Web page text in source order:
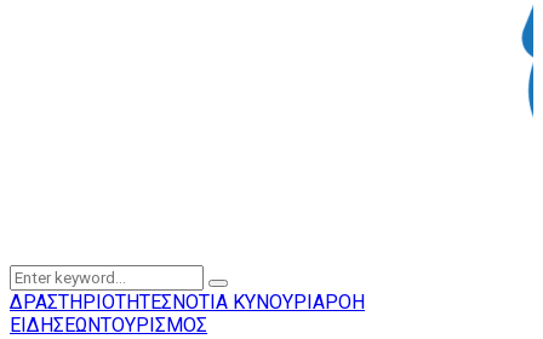
Search
for:
Search
ΔΡΑΣΤΗΡΙΟΤΗΤΕΣ ΝΟΤΙΑ ΚΥΝΟΥΡΙΑΡΟΗ
ΕΙΔΗΣΕΩΝΤΟΥΡΙΣΜΟΣ